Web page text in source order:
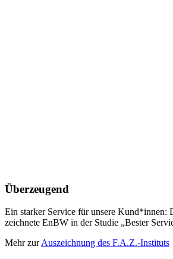
Überzeugend
Ein starker Service für unsere Kund*innen:
zeichnete EnBW in der Studie „Bester
Mehr zurAuszeichnung des F.A.Z.-Instituts